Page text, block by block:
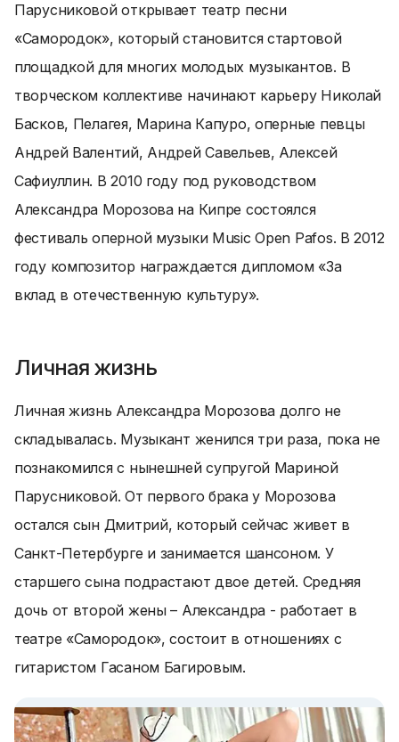
Парусниковой открывает театр песни
«Самородок», который становится стартовой
площадкой для многих молодых музыкантов. В
творческом коллективе начинают карьеру Николай
Басков, Пелагея, Марина Капуро, оперные певцы
Андрей Валентий, Андрей Савельев, Алексей
Сафиуллин. В 2010 году под руководством
Александра Морозова на Кипре состоялся
фестиваль оперной музыки Music Open Pafos. В 2012
году композитор награждается дипломом «За
вклад в отечественную культуру».
Личная жизнь
Личная жизнь Александра Морозова долго не
складывалась. Музыкант женился три раза, пока не
познакомился с нынешней супругой Мариной
Парусниковой. От первого брака у Морозова
остался сын Дмитрий, который сейчас живет в
Санкт-Петербурге и занимается шансоном. У
старшего сына подрастают двое детей. Средняя
дочь от второй жены – Александра - работает в
театре «Самородок», состоит в отношениях с
гитаристом Гасаном Багировым.